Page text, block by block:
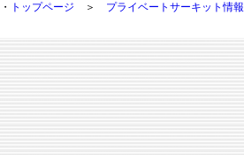
・ トップページ ＞ プライベートサーキット情報